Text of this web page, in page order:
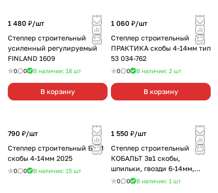
1 480 ₽/шт
Степлер строительный
усиленный регулируемый
FINLAND 1609
0 0 В наличии: 18 шт
В корзину
1 060 ₽/шт
Степлер строительный
ПРАКТИКА скобы 4-14мм тип
53 034-762
0 0 В наличии: 2 шт
В корзину
790 ₽/шт
Степлер строительный БЦМ
скобы 4-14мм 2025
0 0 В наличии: 15 шт
1 550 ₽/шт
Степлер строительный
КОБАЛЬТ 3в1 скобы,
шпильки, гвозди 6-14мм,
240-683
0 0 В наличии: 1 шт